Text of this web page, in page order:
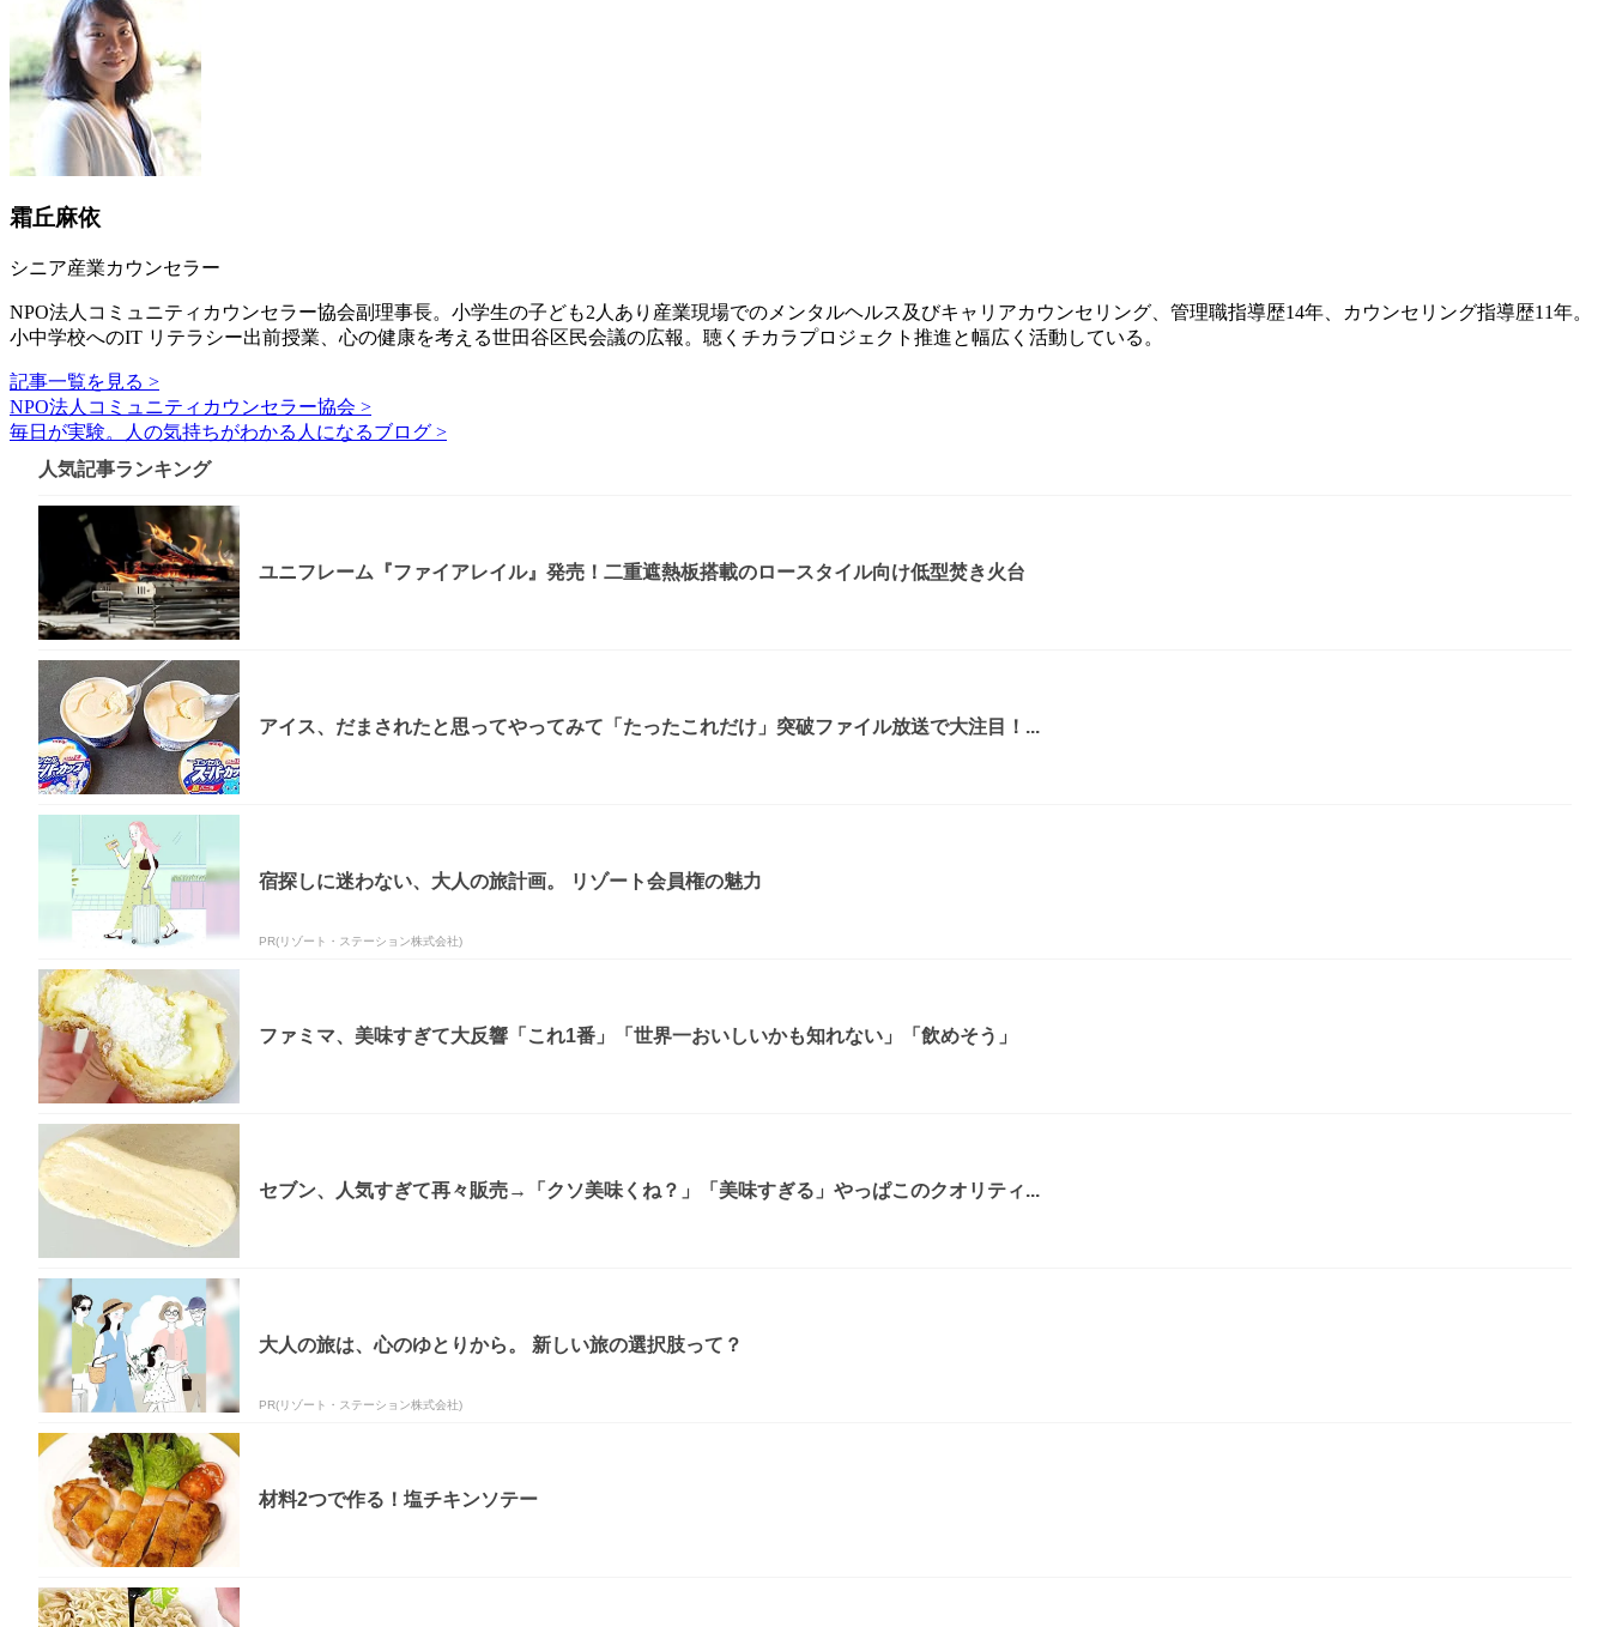
霜丘麻依
シニア産業カウンセラー
NPO法人コミュニティカウンセラー協会副理事長。小学生の子ども2人あり産業現場でのメンタルヘルス及びキャリアカウンセリング、管理職指導歴14年、カウンセリング指導歴11年。
小中学校へのIT リテラシー出前授業、心の健康を考える世田谷区民会議の広報。聴くチカラプロジェクト推進と幅広く活動している。
記事一覧を見る >
NPO法人コミュニティカウンセラー協会 >
毎日が実験。人の気持ちがわかる人になるブログ >
人気記事ランキング
ユニフレーム『ファイアレイル』発売！二重遮熱板搭載のロースタイル向け低型焚き火台
アイス、だまされたと思ってやってみて「たったこれだけ」突破ファイル放送で大注目！...
宿探しに迷わない、大人の旅計画。 リゾート会員権の魅力
PR(リゾート・ステーション株式会社)
ファミマ、美味すぎて大反響「これ1番」「世界一おいしいかも知れない」「飲めそう」
セブン、人気すぎて再々販売→「クソ美味くね？」「美味すぎる」やっぱこのクオリティ...
大人の旅は、心のゆとりから。 新しい旅の選択肢って？
PR(リゾート・ステーション株式会社)
材料2つで作る！塩チキンソテー